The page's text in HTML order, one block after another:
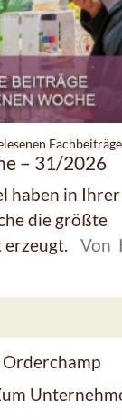
Fachbeiträge
– 31/2026
haben in
die größte
Von
Orderchamp